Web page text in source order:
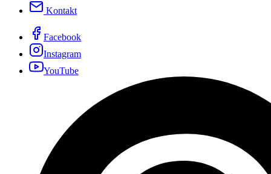
Kontakt
Facebook
Instagram
YouTube